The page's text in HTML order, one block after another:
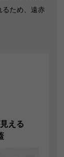
/電気コンロ/
ー/オーブン
るため、遠赤
える